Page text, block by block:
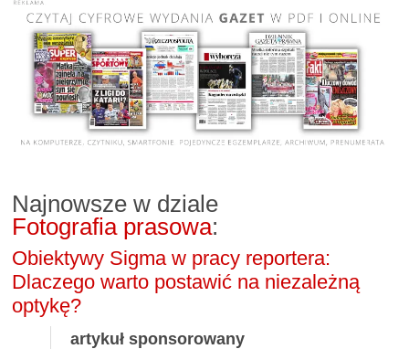
Najnowsze w dziale
Fotografia prasowa:
Obiektywy Sigma w pracy reportera:
Dlaczego warto postawić na niezależną
optykę?
artykuł sponsorowany